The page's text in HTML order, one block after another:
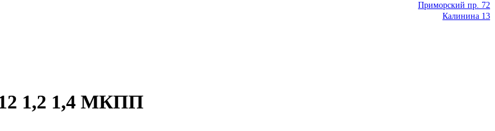
Приморский пр. 72
Калинина 13
1,2 1,4 МКПП